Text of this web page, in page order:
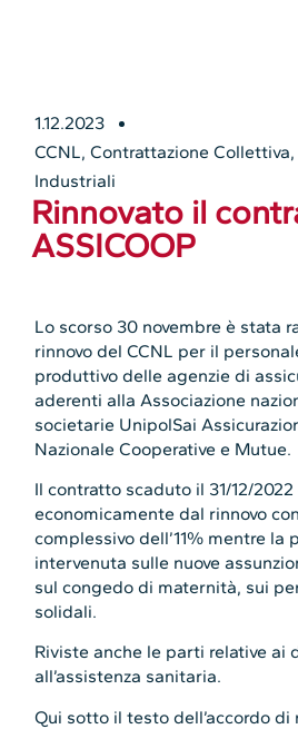
1.12.2023
CCNL,Contrattazione Collettiva,
Industriali
Rinnovato il
ASSICOOP
Lo scorso 30 novembre è stata
rinnovo del CCNL per il
produttivo delle agenzie di
aderenti alla Associazione
societarie UnipolSai
Nazionale Cooperative e Mutue.
Il contratto scaduto il 31/12/
economicamente dal rinnovo
complessivo dell’11% mentre la
intervenuta sulle nuove
sul congedo di maternità, sui
solidali.
Riviste anche le parti relative ai
all’assistenza sanitaria.
Qui sotto il testo dell’accordo di